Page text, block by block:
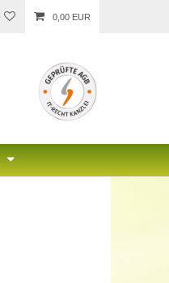
0,00 EUR